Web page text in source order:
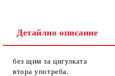
Детайлно описание
без щим за цигулката
втора употреба.